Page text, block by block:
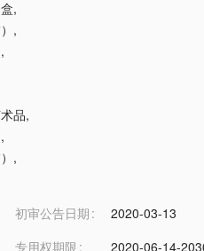
,
,
,
品,
,
,
初审公告日期 2020-03-13
专用权期限
2020-06-14-